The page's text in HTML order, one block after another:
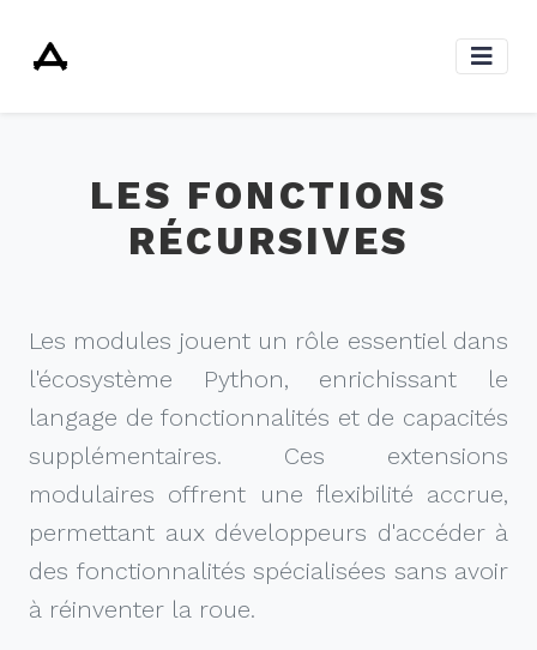
LES FONCTIONS
RÉCURSIVES
Les modules jouent un rôle essentiel dans
l'écosystème Python, enrichissant le
langage de fonctionnalités et de capacités
supplémentaires. Ces extensions
modulaires offrent une flexibilité accrue,
permettant aux développeurs d'accéder à
des fonctionnalités spécialisées sans avoir
à réinventer la roue.